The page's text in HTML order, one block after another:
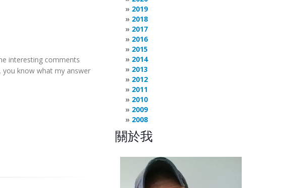
interesting comments
you know what my answer
2019
2018
2017
2016
2015
2014
2013
2012
2011
2010
2009
2008
關於我